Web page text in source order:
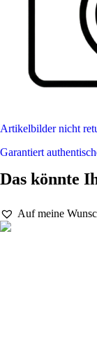
Artikelbilder nicht
Garantiert
Das könnte
Auf meine